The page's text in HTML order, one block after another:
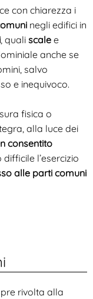
con chiarezza i
negli edifici in
, quali scale e
anche se
salvo
e inequivoco.
fisica o
alla luce dei
consentito
l’esercizio
alle parti comuni
rivolta alla